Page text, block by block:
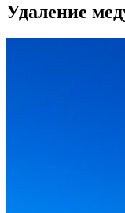
Удаление